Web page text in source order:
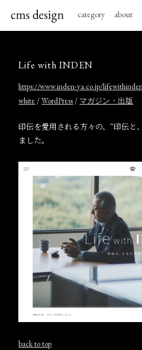
category about
Life with INDEN
https://www.inden-ya.co.jp/
white /WordPress / マガジン・出版
印伝を愛用される方々の、“印伝と
ました。
back to top